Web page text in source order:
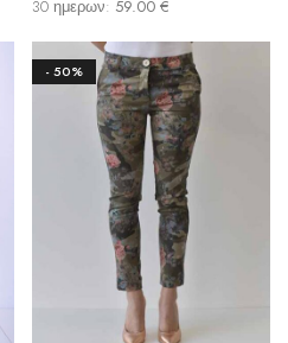
30 ημερων: 59.00 €
- 50%